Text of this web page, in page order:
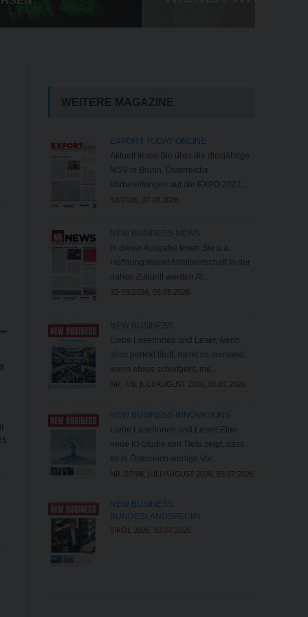
WEITERE MAGAZINE
EXPORT TODAY ONLINE
Aktuell lesen Sie über die diesjährige
MSV in Brünn, Österreichs
Vorbereitungen auf die EXPO 2027,...
32/2026, 07.08.2026
NEW BUSINESS NEWS
In dieser Ausgabe lesen Sie u.a.:
Hoffnungsmarkt Abfallwirtschaft In der
nahen Zukunft werden Al...
32-33/2026, 05.08.2026
NEW BUSINESS
Liebe Leserinnen und Leser, wenn
alles perfekt läuft, merkt es niemand,
wenn etwas schiefgeht, me...
NR. 7/8, JULI/AUGUST 2026, 03.07.2026
NEW BUSINESS INNOVATIONS
Liebe Leserinnen und Leser! Eine
neue KI-Studie von Tieto zeigt, dass
es in Österreich wenige Vor...
NR. 07/08, JULI/AUGUST 2026, 03.07.2026
NEW BUSINESS
BUNDESLANDSPECIAL
TIROL 2026, 03.07.2026